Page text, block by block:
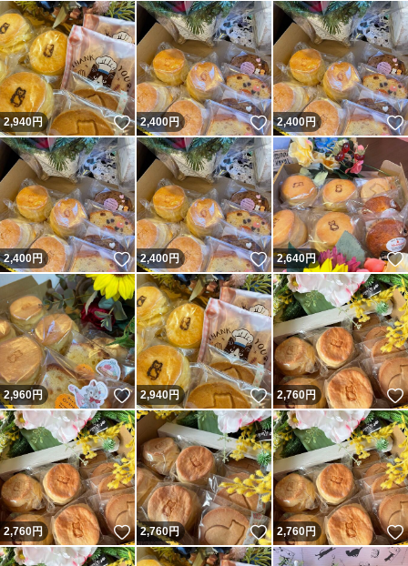
2,940円 いいね！
2,400円 いいね！
2,400円
2,400円 いいね！
2,400円 いいね！
2,640円
2,960円 いいね！
2,940円 いいね！
2,760円
2,760円 いいね！
2,760円 いいね！
2,760円